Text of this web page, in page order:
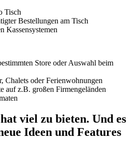
Tisch
Bestellungen am Tisch
Kassensystemen
Store oder Auswahl beim
Chalets oder Ferienwohnungen
auf z.B. großen Firmengeländen
viel zu bieten. Und es
Ideen und Features